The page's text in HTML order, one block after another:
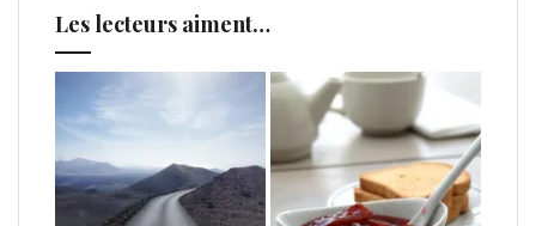
Les lecteurs aiment…